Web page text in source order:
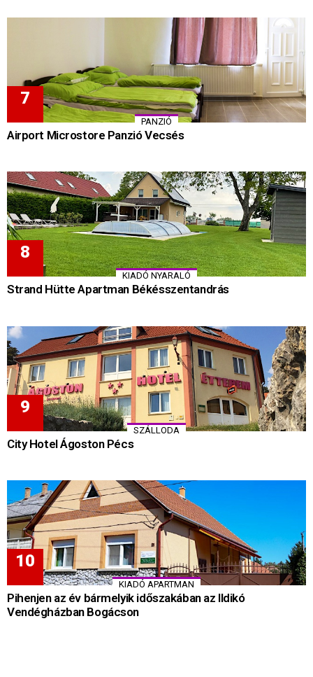
PANZIÓ
Airport Microstore Panzió Vecsés
KIADÓ NYARALÓ
Strand Hütte Apartman Békésszentandrás
SZÁLLODA
City Hotel Ágoston Pécs
KIADÓ APARTMAN
Pihenjen az év bármelyik időszakában az Ildikó
Vendégházban Bogácson